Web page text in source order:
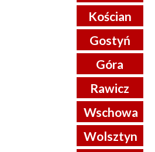
Kościan
Gostyń
Góra
Rawicz
Wschowa
Wolsztyn